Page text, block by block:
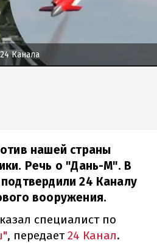
Канала
нашей страны
Речь о "Дань-М". В
24 Каналу
вооружения.
специалист по
, передает24 Канал.